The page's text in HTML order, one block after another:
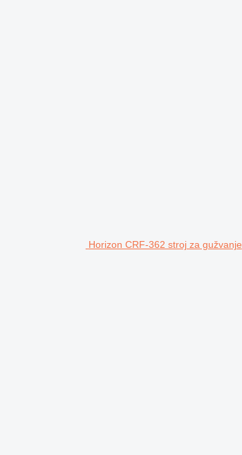
Horizon CRF-362 stroj za gužvanje